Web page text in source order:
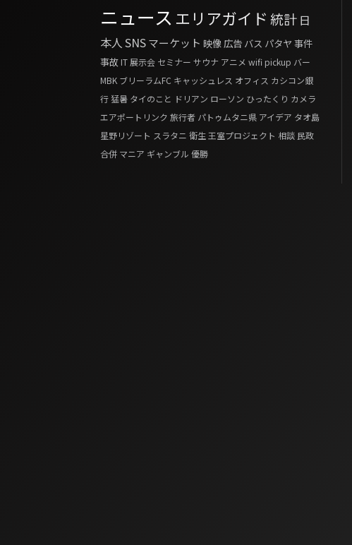
ニュース エリアガイド 統計 日
本人 SNSマーケット 映像 広告 バス パタヤ 事件
事故 IT 展示会 セミナー サウナ アニメ wifi pickup バー
MBK ブリーラムFC キャッシュレス オフィス カシコン銀
行 猛暑 タイのこと ドリアン ローソン ひったくり カメラ
エアポートリンク 旅行者 パトゥムタニ県 アイデア タオ島
星野リゾート スラタニ 衛生王室プロジェクト 相談 民政
合併 マニア ギャンブル 優勝